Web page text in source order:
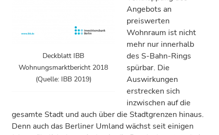
Deckblatt IBB
Wohnungsmarktbericht 2018
(Quelle: IBB 2019)
Angebots an
preiswerten
Wohnraum ist nicht
mehr nur innerhalb
des S-Bahn-Rings
spürbar. Die
Auswirkungen
erstrecken sich
inzwischen auf die
gesamte Stadt und auch über die Stadtgrenzen hinaus.
Denn auch das Berliner Umland wächst seit einigen